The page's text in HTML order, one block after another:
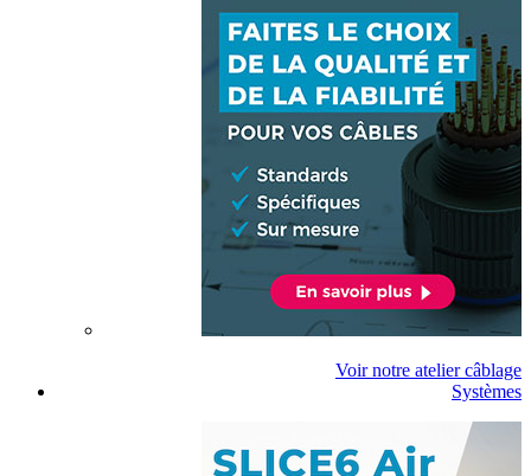
Voir notre atelier câblage
Systèmes